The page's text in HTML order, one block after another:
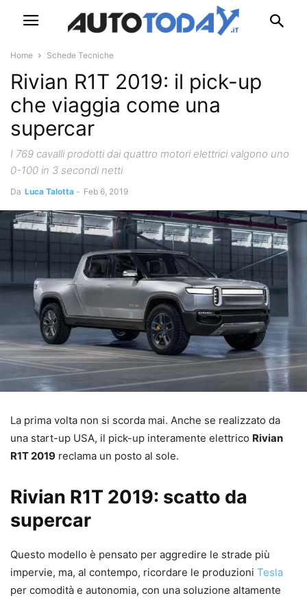
Home Schede Tecniche
Rivian R1T 2019: il pick-up
che viaggia come una
supercar
I 769 cavalli prodotti dai quattro motori elettrici valgono uno
0-100 in 3 secondi netti
Da Luca Talotta - Feb 6, 2019
La prima volta non si scorda mai. Anche se realizzato da
una start-up USA, il pick-up interamente elettrico Rivian
R1T 2019 reclama un posto al sole.
Rivian R1T 2019: scatto da
supercar
Questo modello è pensato per aggredire le strade più
impervie, ma, al contempo, ricordare le produzioni Tesla
per comodità e autonomia, con una soluzione altamente